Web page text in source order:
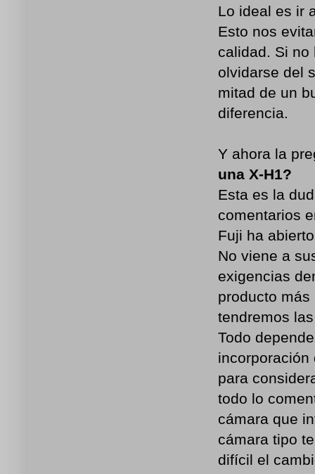
Lo ideal es ir
Esto nos
calidad. Si no
olvidarse del
mitad de un
diferencia.
Y ahora la
una X-H1?
Esta es la
comentarios
Fuji ha
No viene a
exigencias
producto
tendremos
Todo
para
todo lo
cámara que
cámara tipo
difícil el